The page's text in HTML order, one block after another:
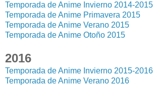
Temporada de Anime Invierno 2014-2015
Temporada de Anime Primavera 2015
Temporada de Anime Verano 2015
Temporada de Anime Otoño 2015
2016
Temporada de Anime Invierno 2015-2016
Temporada de Anime Verano 2016